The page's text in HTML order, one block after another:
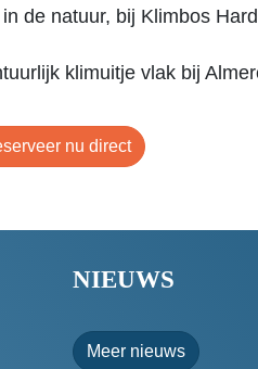
de natuur, bij Klimbos
klimuitje vlak bij
nu direct
NIEUWS
Meer nieuws